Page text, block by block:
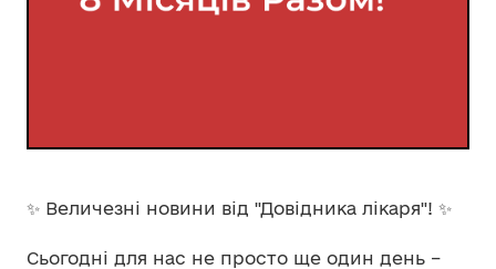
✨ Величезні новини від "Довідника лікаря"! ✨
Сьогодні для нас не просто ще один день –